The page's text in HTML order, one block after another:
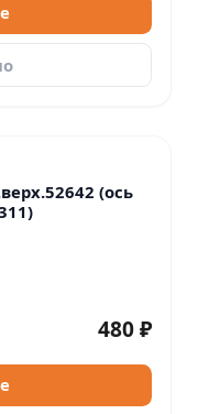
(ось
480 ₽